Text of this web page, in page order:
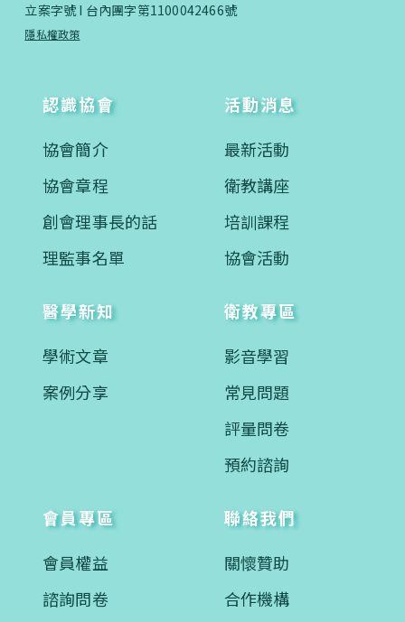
立案字號 I 台內團字第1100042466號
隱私權政策
認識協會
協會簡介
協會章程
創會理事長的話
理監事名單
活動消息
最新活動
衛教講座
培訓課程
協會活動
醫學新知
學術文章
案例分享
衛教專區
影音學習
常見問題
評量問卷
預約諮詢
會員專區
會員權益
諮詢問卷
聯絡我們
關懷贊助
合作機構